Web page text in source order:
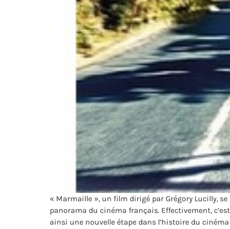
« Marmaille », un film dirigé par Grégory Lucilly,
panorama du cinéma français. Effectivement,
ainsi une nouvelle étape dans l’histoire du